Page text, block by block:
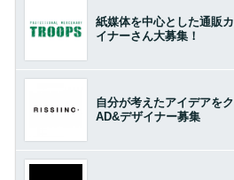
紙媒体を中心とした通販
イナーさん大募集！
自分が考えたアイデアを
AD&デザイナー募集